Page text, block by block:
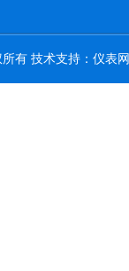
有 技术支持： 仪表网